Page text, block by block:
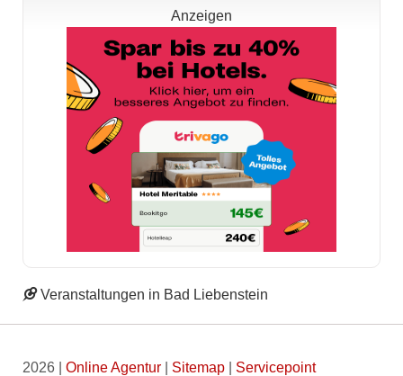
Anzeigen
Veranstaltungen in Bad Liebenstein
2026 | Online Agentur| Sitemap| Servicepoint